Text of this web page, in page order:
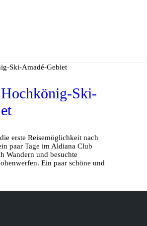
Ski-
erste Reisemöglichkeit nach
paar Tage im Aldiana Club
Wandern und besuchte
Ein paar schöne und